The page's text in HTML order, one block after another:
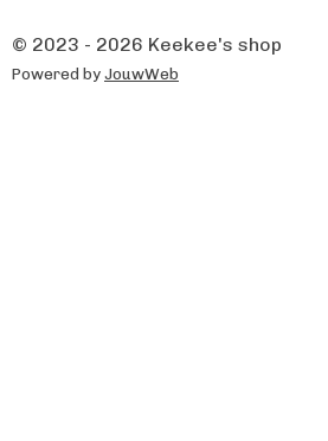
© 2023 - 2026 Keekee's shop
Powered byJouwWeb